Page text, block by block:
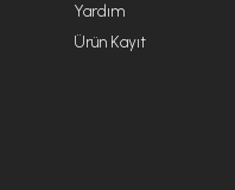
Yardım
Ürün Kayıt